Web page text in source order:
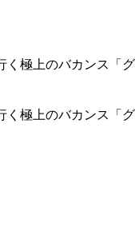
く極上のバカンス「グ
く極上のバカンス「グ